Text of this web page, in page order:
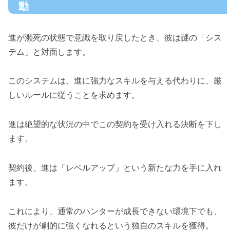
動
進が瀕死の状態で意識を取り戻したとき、彼は謎の「シス
テム」と対面します。
このシステムは、進に強力なスキルを与える代わりに、厳
しいルールに従うことを求めます。
進は絶望的な状況の中でこの契約を受け入れる決断を下し
ます。
契約後、進は「レベルアップ」という新たな力を手に入れ
ます。
これにより、通常のハンターが成長できない環境下でも、
彼だけが劇的に強くなれるという独自のスキルを獲得。